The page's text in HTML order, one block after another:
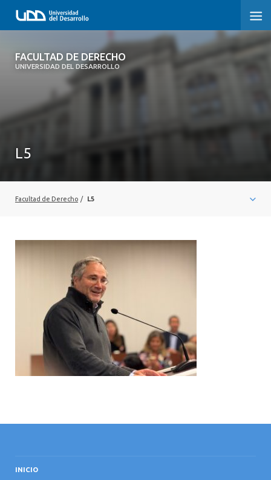
FACULTAD DE DERECHO
UNIVERSIDAD DEL DESARROLLO
FACULTAD DE DERECHO
SOBRE LA FACULTAD
INTERNACIONAL
L5
Facultad de Derecho / L5
INICIO